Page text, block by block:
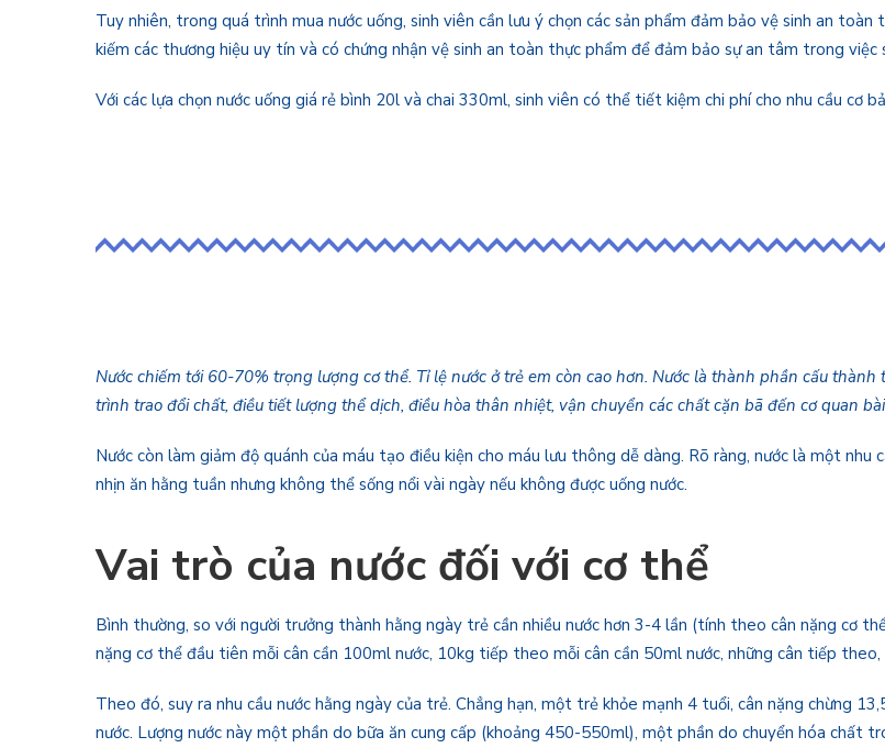
Tuy nhiên, trong quá trình mua nước uống, sinh viên cần lưu ý chọn các sản phẩm đảm bảo vệ sinh an
kiếm các thương hiệu uy tín và có chứng nhận vệ sinh an toàn thực phẩm để đảm bảo sự an tâm trong việc
Với các lựa chọn nước uống giá rẻ bình 20l và chai 330ml, sinh viên có thể tiết kiệm chi phí cho nhu cầu cơ
Nước chiếm tới 60-70% trọng lượng cơ thể. Tỉ lệ nước ở trẻ em còn cao hơn. Nước là thành phần cấu
trình trao đổi chất, điều tiết lượng thể dịch, điều hòa thân nhiệt, vận chuyển các chất cặn bã đến cơ quan
Nước còn làm giảm độ quánh của máu tạo điều kiện cho máu lưu thông dễ dàng. Rõ ràng, nước là một
nhịn ăn hằng tuần nhưng không thể sống nổi vài ngày nếu không được uống nước.
Vai trò của nước đối với cơ thể
Bình thường, so với người trưởng thành hằng ngày trẻ cần nhiều nước hơn 3-4 lần (tính theo cân nặng cơ
nặng cơ thể đầu tiên mỗi cân cần 100ml nước, 10kg tiếp theo mỗi cân cần 50ml nước, những cân tiếp theo,
Theo đó, suy ra nhu cầu nước hằng ngày của trẻ. Chẳng hạn, một trẻ khỏe mạnh 4 tuổi, cân nặng chừng
nước. Lượng nước này một phần do bữa ăn cung cấp (khoảng 450-550ml), một phần do chuyển hóa chất